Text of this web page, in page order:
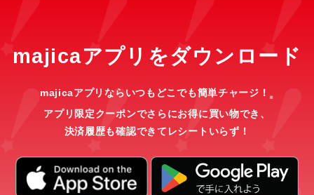
majicaアプリをダウンロード
majicaアプリならいつもどこでも簡単チャージ！ ※
アプリ限定クーポンでさらにお得に買い物でき、
決済履歴も確認できてレシートいらず！